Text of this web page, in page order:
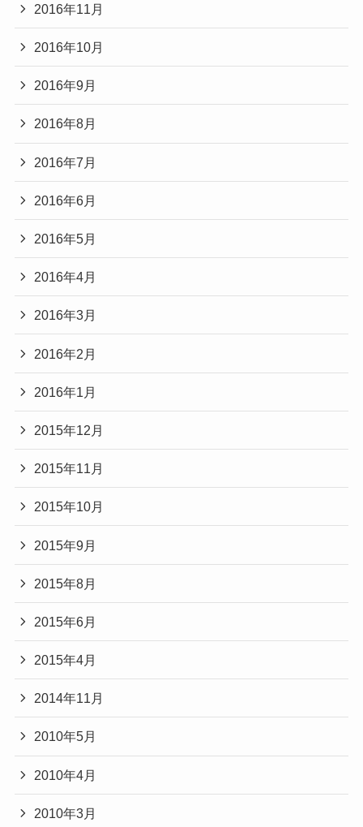
2016年11月
2016年10月
2016年9月
2016年8月
2016年7月
2016年6月
2016年5月
2016年4月
2016年3月
2016年2月
2016年1月
2015年12月
2015年11月
2015年10月
2015年9月
2015年8月
2015年6月
2015年4月
2014年11月
2010年5月
2010年4月
2010年3月